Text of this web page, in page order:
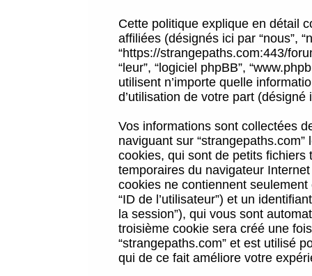
Cette politique explique en détail
affiliées (désignés ici par “nous”,
“https://strangepaths.com:443/
“leur”, “logiciel phpBB”,
utilisent n’importe quelle
d’utilisation de votre part (désigné
Vos informations sont collectées
naviguant sur
cookies, qui sont de petits
temporaires du navigateur
cookies ne contiennent
“ID de l’utilisateur”) et un
la session”), qui vous sont
troisième cookie sera créé une
“strangepaths.com” et est utilisé
qui de ce fait améliore votre